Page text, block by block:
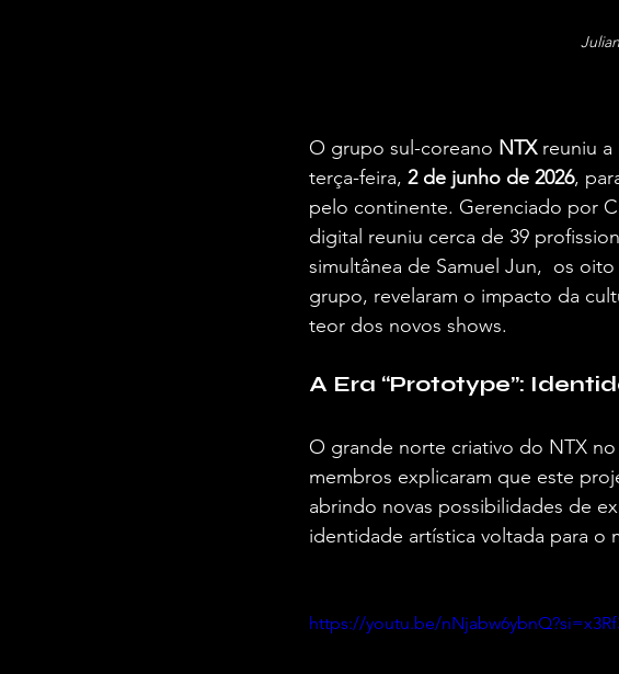
O grupo sul-coreano NTX reuniu a
terça-feira, 2 de junho de 2026,
pelo continente. Gerenciado por
digital reuniu cerca de 39
simultânea de Samuel Jun,  os
grupo, revelaram o impacto da
teor dos novos shows.
A Era “Prototype”:
O grande norte criativo do NTX
membros explicaram que este
abrindo novas possibilidades de
identidade artística voltada para o
https://youtu.be/